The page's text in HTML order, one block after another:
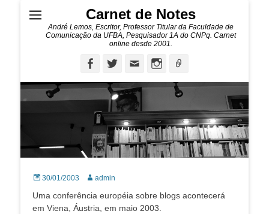
Carnet de Notes
André Lemos, Escritor, Professor Titular da Faculdade de
Comunicação da UFBA, Pesquisador 1A do CNPq. Carnet
online desde 2001.
FacebookTwitterEmail Instagram
Posted
30/01/2003 Autor:admin
Uma conferência européia sobre blogs acontecerá
em Viena, Áustria, em maio 2003.